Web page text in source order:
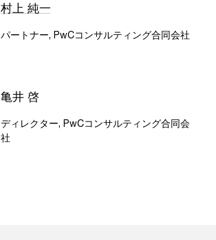
村上 純一
パートナー, PwCコンサルティング合同会社
亀井 啓
ディレクター, PwCコンサルティング合同会
社